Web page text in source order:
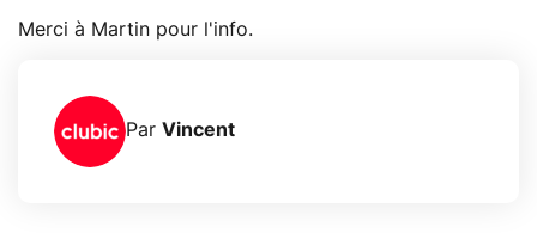
Merci à Martin pour l'info.
Par Vincent